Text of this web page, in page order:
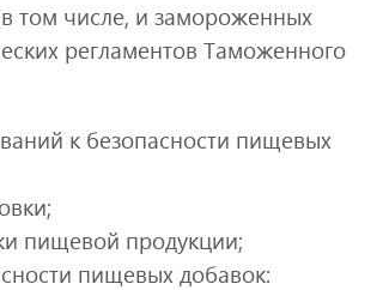
том числе, и замороженных
регламентов Таможенного
к безопасности пищевых
пищевой продукции;
пищевых добавок: